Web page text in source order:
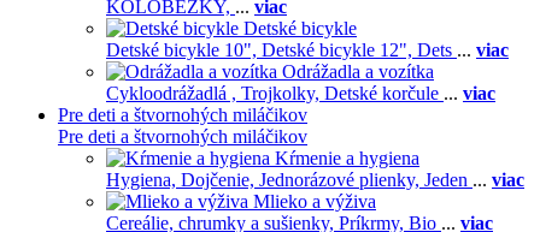
KOLOBEŽKY, ... viac
Detské bicykle
Detské bicykle 10", Detské bicykle 12", Dets ... viac
Odrážadla a vozítka
Cykloodrážadlá , Trojkolky, Detské korčule ... viac
Pre deti a štvornohých miláčikov
Pre deti a štvornohých miláčikov
Kŕmenie a hygiena
Hygiena, Dojčenie, Jednorázové plienky, Jeden ... viac
Mlieko a výživa
Cereálie, chrumky a sušienky, Príkrmy, Bio ... viac